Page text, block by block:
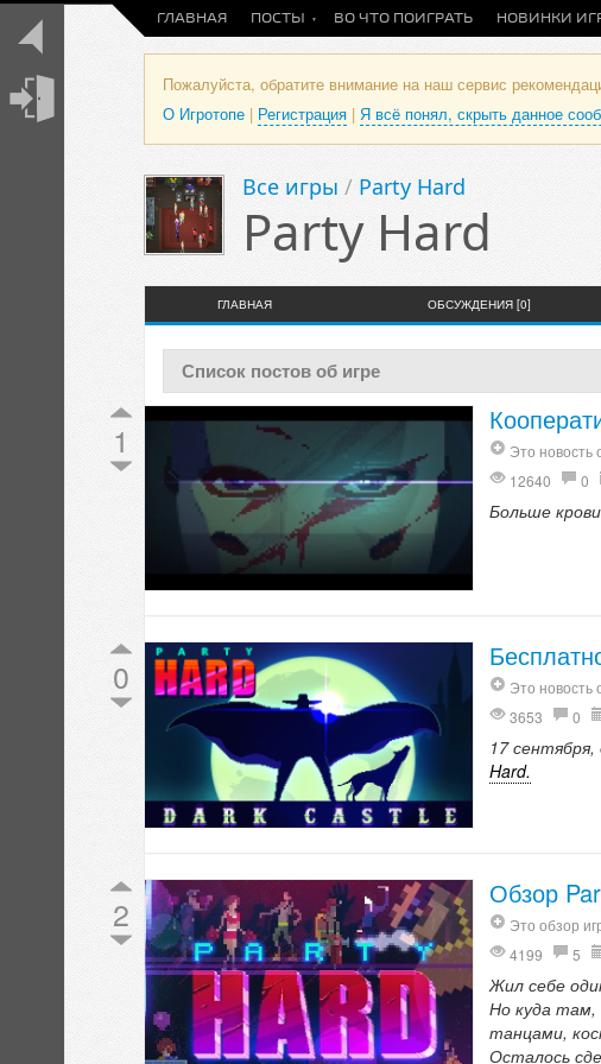
ГЛАВНАЯ ПОСТЫ ВО ЧТО ПОИГРАТЬ НОВИНКИ
Пожалуйста, обратите внимание на наш сервис
О Игротопе | Регистрация | Я всё понял, скрыть данное
Все игры / Party Hard
Party Hard
ГЛАВНАЯ ОБСУЖДЕНИЯ [0]
Список постов об игре
1 Это новость
12640
0
Больше
0 Это новость
3653
0
17
Hard.
2 Обзор
Это обзор
4199
5
Жил себе
Но куда там,
танцами,
Осталось